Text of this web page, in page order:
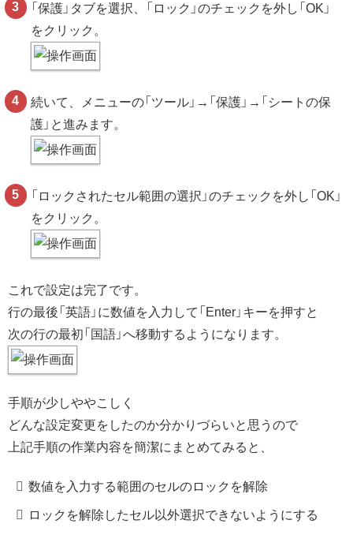
「保護」タブを選択、「ロック」のチェックを外し「OK」
をクリック。
続いて、メニューの「ツール」→「保護」→「シートの保
護」と進みます。
「ロックされたセル範囲の選択」のチェックを外し「OK」
をクリック。
これで設定は完了です。
行の最後「英語」に数値を入力して「Enter」キーを押すと
次の行の最初「国語」へ移動するようになります。
手順が少しややこしく
どんな設定変更をしたのか分かりづらいと思うので
上記手順の作業内容を簡潔にまとめてみると、
数値を入力する範囲のセルのロックを解除
ロックを解除したセル以外選択できないようにする